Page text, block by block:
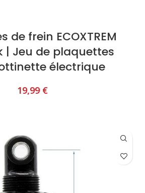
de frein ECOXTREM
| Jeu de plaquettes
électrique
19,99 €